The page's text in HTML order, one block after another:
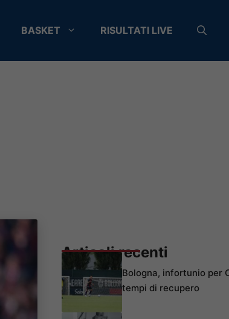
BASKET RISULTATI LIVE
Articoli recenti
Bologna, infortunio per
tempi di recupero